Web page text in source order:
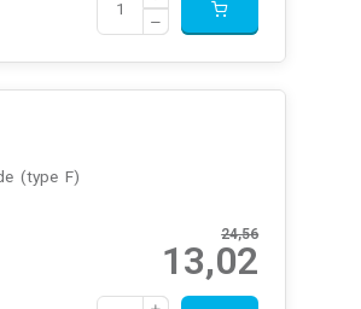
(type F)
24,56
13,02